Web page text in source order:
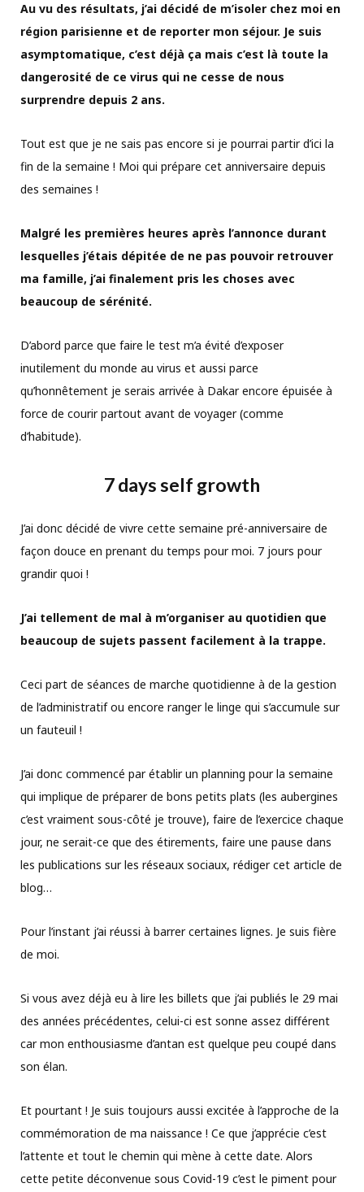
Au vu des résultats, j’ai décidé de m’isoler chez moi en
région parisienne et de reporter mon séjour. Je suis
asymptomatique, c’est déjà ça mais c’est là toute la
dangerosité de ce virus qui ne cesse de nous
surprendre depuis 2 ans.
Tout est que je ne sais pas encore si je pourrai partir d’ici la
fin de la semaine ! Moi qui prépare cet anniversaire depuis
des semaines !
Malgré les premières heures après l’annonce durant
lesquelles j’étais dépitée de ne pas pouvoir retrouver
ma famille, j’ai finalement pris les choses avec
beaucoup de sérénité.
D’abord parce que faire le test m’a évité d’exposer
inutilement du monde au virus et aussi parce
qu’honnêtement je serais arrivée à Dakar encore épuisée à
force de courir partout avant de voyager (comme
d’habitude).
7 days self growth
J’ai donc décidé de vivre cette semaine pré-anniversaire de
façon douce en prenant du temps pour moi. 7 jours pour
grandir quoi !
J’ai tellement de mal à m’organiser au quotidien que
beaucoup de sujets passent facilement à la trappe.
Ceci part de séances de marche quotidienne à de la gestion
de l’administratif ou encore ranger le linge qui s’accumule sur
un fauteuil !
J’ai donc commencé par établir un planning pour la semaine
qui implique de préparer de bons petits plats (les aubergines
c’est vraiment sous-côté je trouve), faire de l’exercice chaque
jour, ne serait-ce que des étirements, faire une pause dans
les publications sur les réseaux sociaux, rédiger cet article de
blog…
Pour l’instant j’ai réussi à barrer certaines lignes. Je suis fière
de moi.
Si vous avez déjà eu à lire les billets que j’ai publiés le 29 mai
des années précédentes, celui-ci est sonne assez différent
car mon enthousiasme d’antan est quelque peu coupé dans
son élan.
Et pourtant ! Je suis toujours aussi excitée à l’approche de la
commémoration de ma naissance ! Ce que j’apprécie c’est
l’attente et tout le chemin qui mène à cette date. Alors
cette petite déconvenue sous Covid-19 c’est le piment pour